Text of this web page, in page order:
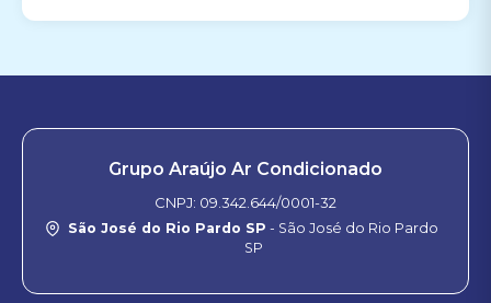
Grupo Araújo Ar Condicionado
CNPJ: 09.342.644/0001-32
São José do Rio Pardo SP - São José do Rio Pardo
SP